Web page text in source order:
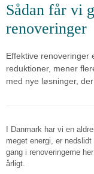
Sådan får vi
renoveringer
Effektive renoveringer
reduktioner, mener
med nye løsninger,
I Danmark har vi en
meget energi, er
gang i renoveringerne
årligt.